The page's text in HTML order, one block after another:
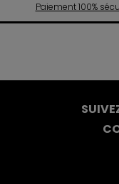
Paiement 100%